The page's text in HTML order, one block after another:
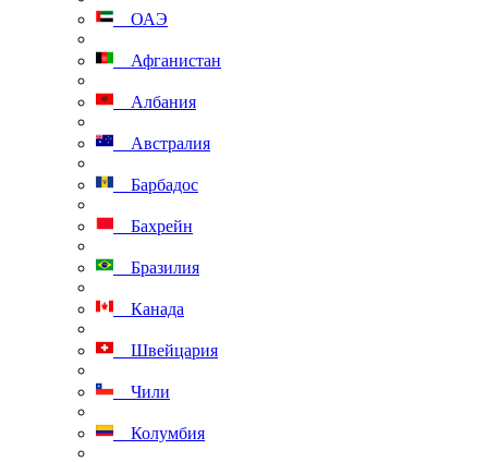
ОАЭ
Афганистан
Албания
Австралия
Барбадос
Бахрейн
Бразилия
Канада
Швейцария
Чили
Колумбия